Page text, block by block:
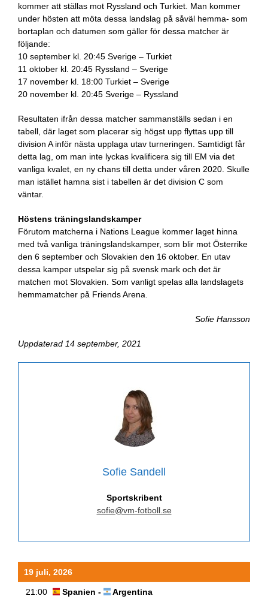
kommer att ställas mot Ryssland och Turkiet. Man kommer
under hösten att möta dessa landslag på såväl hemma- som
bortaplan och datumen som gäller för dessa matcher är
följande:
10 september kl. 20:45 Sverige – Turkiet
11 oktober kl. 20:45 Ryssland – Sverige
17 november kl. 18:00 Turkiet – Sverige
20 november kl. 20:45 Sverige – Ryssland
Resultaten ifrån dessa matcher sammanställs sedan i en
tabell, där laget som placerar sig högst upp flyttas upp till
division A inför nästa upplaga utav turneringen. Samtidigt får
detta lag, om man inte lyckas kvalificera sig till EM via det
vanliga kvalet, en ny chans till detta under våren 2020. Skulle
man istället hamna sist i tabellen är det division C som
väntar.
Höstens träningslandskamper
Förutom matcherna i Nations League kommer laget hinna
med två vanliga träningslandskamper, som blir mot Österrike
den 6 september och Slovakien den 16 oktober. En utav
dessa kamper utspelar sig på svensk mark och det är
matchen mot Slovakien. Som vanligt spelas alla landslagets
hemmamatcher på Friends Arena.
Sofie Hansson
Uppdaterad 14 september, 2021
Sofie Sandell
Sportskribent
sofie@vm-fotboll.se
19 juli, 2026
21:00 Spanien - Argentina